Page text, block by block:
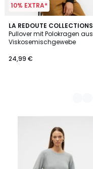
10% EXTRA*
LA REDOUTE COLLECTIONS
Pullover mit Polokragen aus
Viskosemischgewebe
24,99 €
2
Farben